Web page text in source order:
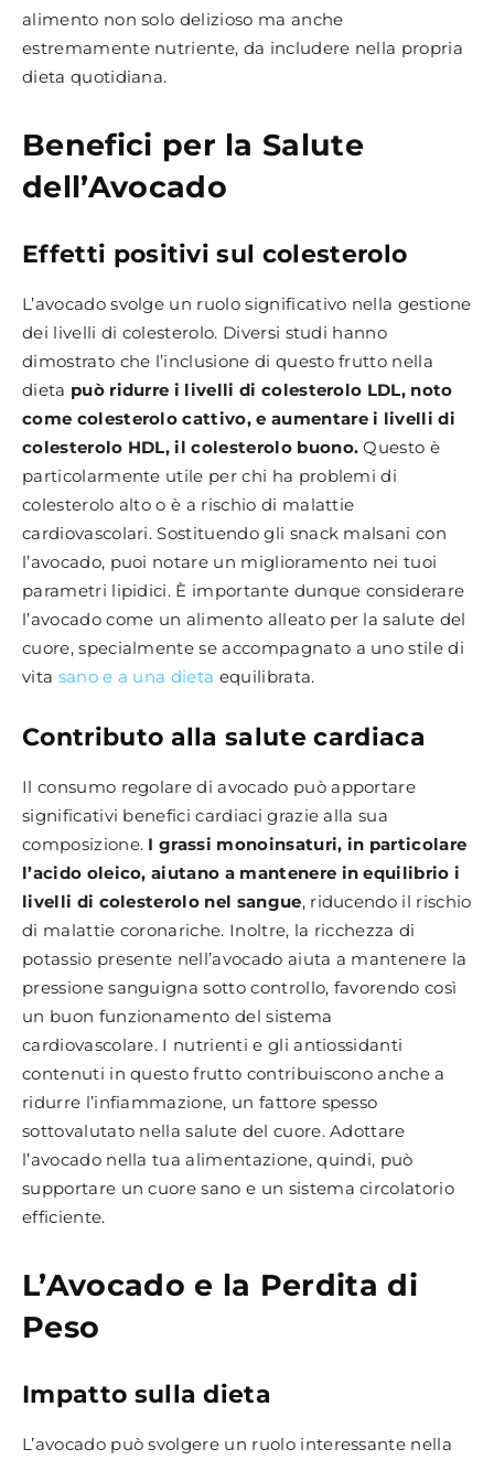
alimento non solo delizioso ma anche
estremamente nutriente, da includere nella propria
dieta quotidiana.
Benefici per la Salute
dell’Avocado
Effetti positivi sul colesterolo
L’avocado svolge un ruolo significativo nella gestione
dei livelli di colesterolo. Diversi studi hanno
dimostrato che l’inclusione di questo frutto nella
dieta può ridurre i livelli di colesterolo LDL, noto
come colesterolo cattivo, e aumentare i livelli di
colesterolo HDL, il colesterolo buono. Questo è
particolarmente utile per chi ha problemi di
colesterolo alto o è a rischio di malattie
cardiovascolari. Sostituendo gli snack malsani con
l’avocado, puoi notare un miglioramento nei tuoi
parametri lipidici. È importante dunque considerare
l’avocado come un alimento alleato per la salute del
cuore, specialmente se accompagnato a uno stile di
vita sano e a una dieta equilibrata.
Contributo alla salute cardiaca
Il consumo regolare di avocado può apportare
significativi benefici cardiaci grazie alla sua
composizione. I grassi monoinsaturi, in particolare
l’acido oleico, aiutano a mantenere in equilibrio i
livelli di colesterolo nel sangue, riducendo il rischio
di malattie coronariche. Inoltre, la ricchezza di
potassio presente nell’avocado aiuta a mantenere la
pressione sanguigna sotto controllo, favorendo così
un buon funzionamento del sistema
cardiovascolare. I nutrienti e gli antiossidanti
contenuti in questo frutto contribuiscono anche a
ridurre l’infiammazione, un fattore spesso
sottovalutato nella salute del cuore. Adottare
l’avocado nella tua alimentazione, quindi, può
supportare un cuore sano e un sistema circolatorio
efficiente.
L’Avocado e la Perdita di
Peso
Impatto sulla dieta
L’avocado può svolgere un ruolo interessante nella